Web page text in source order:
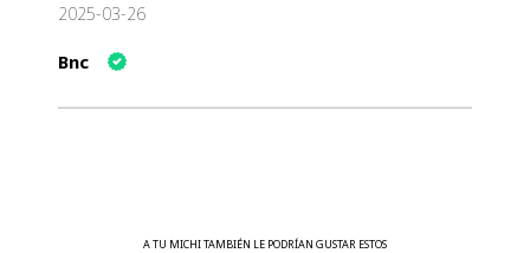
2025-03-26
Bnc
A TU MICHI TAMBIÉN LE PODRÍAN GUSTAR ESTOS